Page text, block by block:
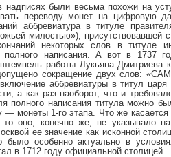
надписях были весьма похожи на
переводу монет на цифровую
аббревиатура в титуле
милостью»), присутствовавшей
некоторых слов в титуле
полного написания. А вот в 1737
работы Лукьяна Дмитриева
сокращение двух слов:
аббревиатуры в титул
а как раз наоборот, что и
полного написания титула можно
— монеты 1-го этапа. Что же
то оно, конечно же, не указывало
ее значение как исконной
было особенно актуально в
в 1712 году официальной столицей.